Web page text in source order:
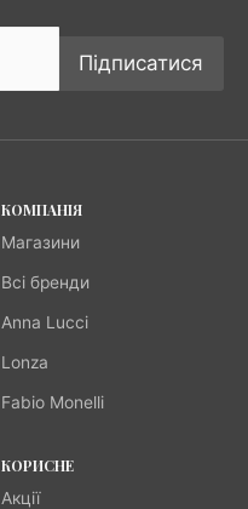
Підписатися
КОМПАНІЯ
Магазини
Всі бренди
Anna Lucci
Lonza
Fabio Monelli
КОРИСНЕ
Акції